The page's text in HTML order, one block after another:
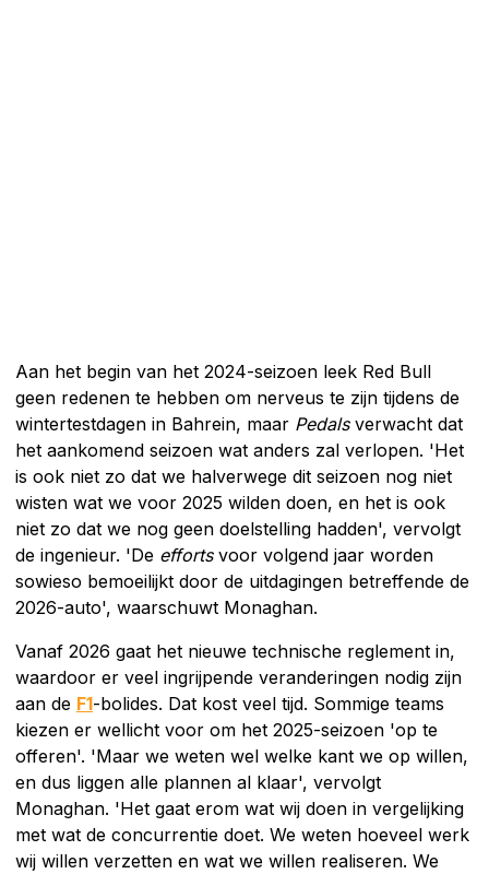
Aan het begin van het 2024-seizoen leek Red Bull
geen redenen te hebben om nerveus te zijn tijdens de
wintertestdagen in Bahrein, maar Pedalsverwacht dat
het aankomend seizoen wat anders zal verlopen. 'Het
is ook niet zo dat we halverwege dit seizoen nog niet
wisten wat we voor 2025 wilden doen, en het is ook
niet zo dat we nog geen doelstelling hadden', vervolgt
de ingenieur. 'De effortsvoor volgend jaar worden
sowieso bemoeilijkt door de uitdagingen betreffende de
2026-auto', waarschuwt Monaghan.
Vanaf 2026 gaat het nieuwe technische reglement in,
waardoor er veel ingrijpende veranderingen nodig zijn
aan de F1-bolides. Dat kost veel tijd. Sommige teams
kiezen er wellicht voor om het 2025-seizoen 'op te
offeren'. 'Maar we weten wel welke kant we op willen,
en dus liggen alle plannen al klaar', vervolgt
Monaghan. 'Het gaat erom wat wij doen in vergelijking
met wat de concurrentie doet. We weten hoeveel werk
wij willen verzetten en wat we willen realiseren. We